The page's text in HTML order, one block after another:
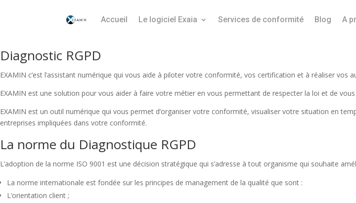
Accueil Le logiciel Exaia Services de conformité Blog A
Diagnostic RGPD
EXAMIN c’est l’assistant numérique qui vous aide à piloter votre conformité, vos certification et à réaliser vos
EXAMIN est une solution pour vous aider à faire votre métier en vous permettant de respecter la loi et de
EXAMIN est un outil numérique qui vous permet d’organiser votre conformité, visualiser votre situation en
entreprises impliquées dans votre conformité.
La norme du Diagnostique RGPD
L’adoption de la norme ISO 9001 est une décision stratégique qui s’adresse à tout organisme qui souhaite
La norme internationale est fondée sur les principes de management de la qualité que sont :
L’orientation client ;